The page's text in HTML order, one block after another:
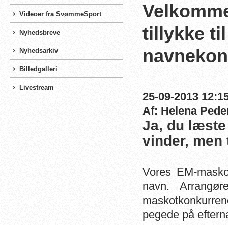
Videoer fra SvømmeSport
Nyhedsbreve
Nyhedsarkiv
Billedgalleri
Livestream
tillykke
25-09-2013
Af: Helena
Ja, du læste
vinder, men
Vores EM-
navn.
pegede på